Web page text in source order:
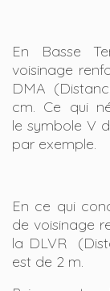
En Basse
voisinage
DMA
cm. Ce qui
le symbole V
par exemple.
En ce qui
de voisinage
la DLVR
est de 2 m.